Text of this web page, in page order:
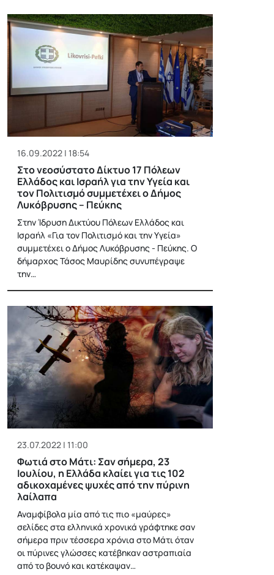
16.09.2022 | 18:54
Στο νεοσύστατο Δίκτυο 17 Πόλεων
Ελλάδος και Ισραήλ για την Υγεία και
τον Πολιτισμό συμμετέχει ο Δήμος
Λυκόβρυσης – Πεύκης
Στην Ίδρυση Δικτύου Πόλεων Ελλάδος και
Ισραήλ «Για τον Πολιτισμό και την Υγεία»
συμμετέχει ο Δήμος Λυκόβρυσης - Πεύκης. Ο
δήμαρχος Τάσος Μαυρίδης συνυπέγραψε
την…
23.07.2022 | 11:00
Φωτιά στο Μάτι: Σαν σήμερα, 23
Ιουλίου, η Ελλάδα κλαίει για τις 102
αδικοχαμένες ψυχές από την πύρινη
λαίλαπα
Αναμφίβολα μία από τις πιο «μαύρες»
σελίδες στα ελληνικά χρονικά γράφτηκε σαν
σήμερα πριν τέσσερα χρόνια στο Μάτι όταν
οι πύρινες γλώσσες κατέβηκαν αστραπιαία
από το βουνό και κατέκαψαν…